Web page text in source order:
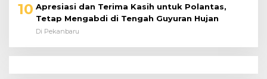
10 Apresiasi dan Terima Kasih untuk Polantas,
Tetap Mengabdi di Tengah Guyuran Hujan
Di Pekanbaru